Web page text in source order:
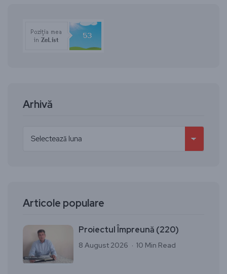
Arhivă
Articole populare
Proiectul Împreună (220)
8 August 2026 10 Min Read